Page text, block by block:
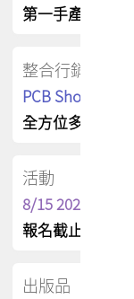
第一手產業資訊
整合行銷
PCB Shop 採購
全方位多元曝光
活動
8/15 2026 TPCA
報名截止日 : 8/3
出版品